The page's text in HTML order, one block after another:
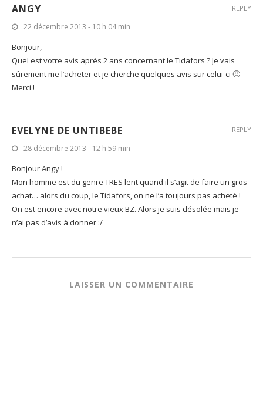
ANGY
22 décembre 2013 - 10 h 04 min
Bonjour,
Quel est votre avis après 2 ans concernant le Tidafors ? Je vais
sûrement me l’acheter et je cherche quelques avis sur celui-ci 🙂
Merci !
REPLY
EVELYNE DE UNTIBEBE
28 décembre 2013 - 12 h 59 min
Bonjour Angy !
Mon homme est du genre TRES lent quand il s’agit de faire un gros
achat… alors du coup, le Tidafors, on ne l’a toujours pas acheté !
On est encore avec notre vieux BZ. Alors je suis désolée mais je
n’ai pas d’avis à donner :/
REPLY
LAISSER UN COMMENTAIRE